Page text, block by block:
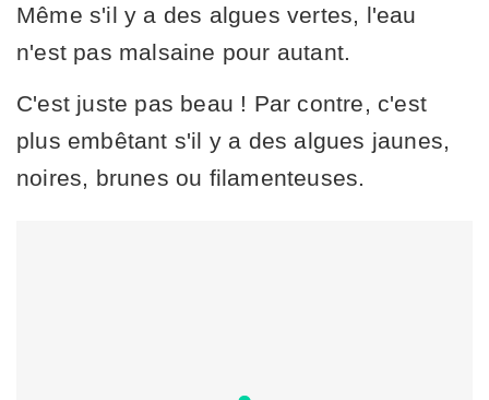
Même s'il y a des algues vertes, l'eau
n'est pas malsaine pour autant.
C'est juste pas beau ! Par contre, c'est
plus embêtant s'il y a des algues jaunes,
noires, brunes ou filamenteuses.